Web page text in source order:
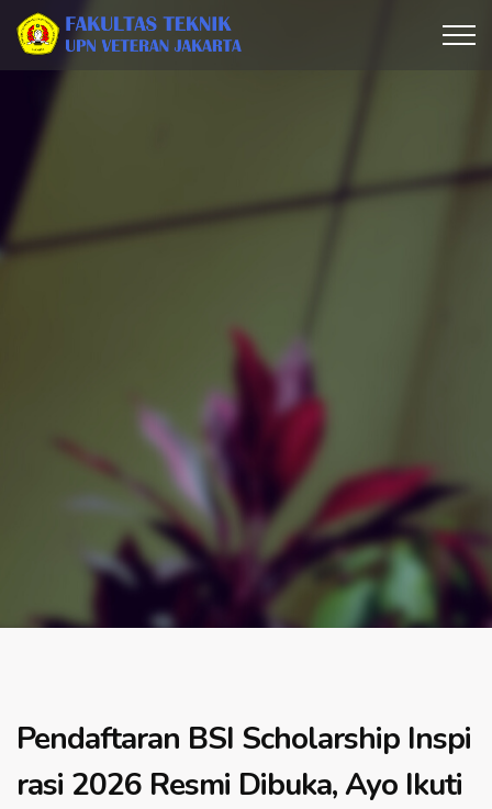
Pendaftaran BSI Scholarship Inspi
rasi 2026 Resmi Dibuka, Ayo Ikuti